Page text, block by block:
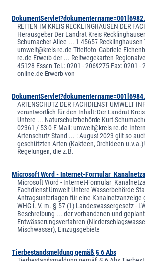
REITEN IM KREIS RECKLINGHAUSEN DER
Herausgeber Der Landrat Kreis
Schumacher-Allee ... 1 45657 Recklinghausen
umwelt@kreis-re.de Titelfoto: Gabriele
re.de Erwerb der ... Reitwegekarten
45128 Essen Tel.: 0201 - 2069275 Fax: 0201 -
online.de Erwerb von
ARTENSCHUTZ DER FACHDIENST UMWELT
verantwortlich für den Inhalt: Der Landrat
Untere ... Naturschutzbehörde Kurt-
02361 / 53-0 E-Mail: umwelt@kreis-re.de
Artenschutz Stand ... : August 2023 gilt so
geschützten Arten (Kakteen, Orchideen
Regelungen, die z.B.
Microsoft Word - Internet-
Microsoft Word - Internet-
Fachdienst Umwelt Untere Wasserbehörde
Antragsunterlagen für eine Kanalnetzanzeige
WHG i. V. m. § 57 (1) Landeswassergesetz -
Beschreibung ... der vorhandenen und
Entwässerungsverfahren
Mischwasser), Einzugsgebiete
Tierbestandsmeldung gemäß § 6 Abs